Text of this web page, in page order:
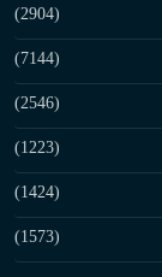
(2904)
(7144)
(2546)
(1223)
(1424)
(1573)